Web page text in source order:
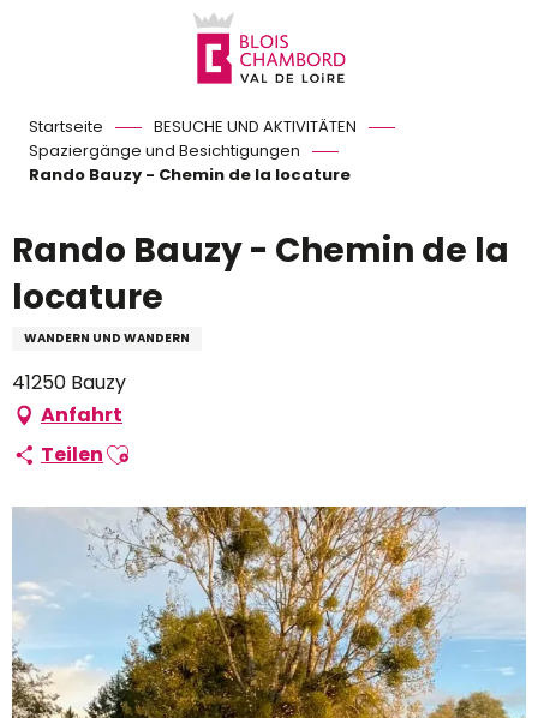
Startseite
BESUCHE UND AKTIVITÄTEN
Spaziergänge und Besichtigungen
Rando Bauzy - Chemin de la locature
Rando Bauzy - Chemin de la
locature
WANDERN UND WANDERN
41250 Bauzy
Anfahrt
TeilenAjouter aux favoris